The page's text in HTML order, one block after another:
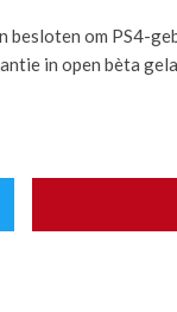
om PS4-
in open bèta